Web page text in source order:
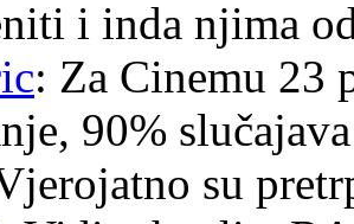
i inda njima
: Za Cinemu 23
90%
su